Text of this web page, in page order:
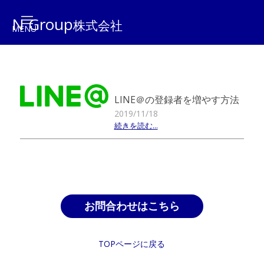
N Group株式会社
LINE＠の登録者を増やす方法
2019/11/18
続きを読む...
お問合わせはこちら
TOPページに戻る